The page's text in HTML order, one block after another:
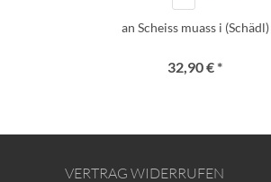
an Scheiss muass i (Schädl)
32,90 € *
VERTRAG WIDERRUFEN